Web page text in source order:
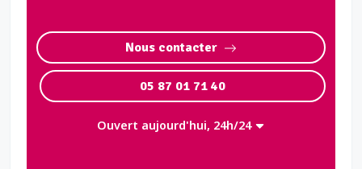
Nous contacter
05 87 01 71 40
Ouvert aujourd'hui, 24h/24